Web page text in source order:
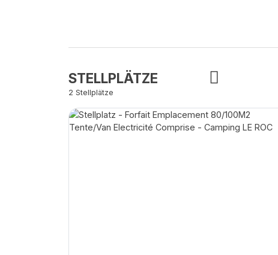
STELLPLÄTZE
2 Stellplätze